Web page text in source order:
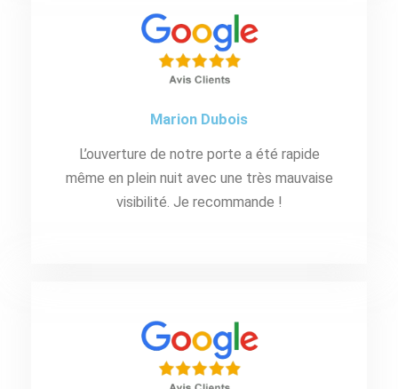
Marion Dubois
L’ouverture de notre porte a été rapide
même en plein nuit avec une très mauvaise
visibilité. Je recommande !